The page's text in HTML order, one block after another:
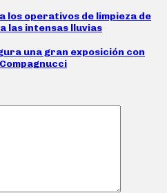
los operativos de limpieza de
las intensas lluvias
una gran exposición con